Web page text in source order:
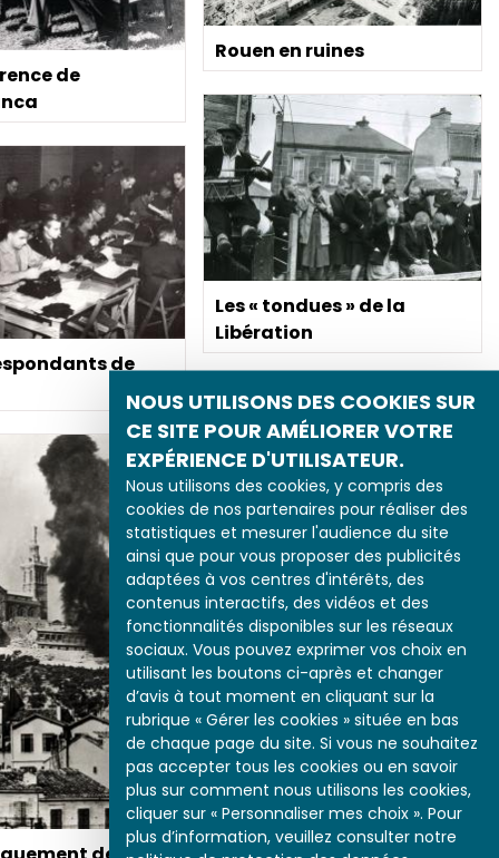
NOUS UTILISONS DES COOKIES SUR
CE SITE POUR AMÉLIORER VOTRE
EXPÉRIENCE D'UTILISATEUR.
Nous utilisons des cookies, y compris des
cookies de nos partenaires pour réaliser des
statistiques et mesurer l'audience du site
ainsi que pour vous proposer des publicités
adaptées à vos centres d'intérêts, des
contenus interactifs, des vidéos et des
fonctionnalités disponibles sur les réseaux
sociaux. Vous pouvez exprimer vos choix en
utilisant les boutons ci-après et changer
d’avis à tout moment en cliquant sur la
rubrique « Gérer les cookies » située en bas
de chaque page du site. Si vous ne souhaitez
pas accepter tous les cookies ou en savoir
plus sur comment nous utilisons les cookies,
cliquer sur « Personnaliser mes choix ». Pour
plus d’information, veuillez consulter notre
Rouen en ruines
de
Les « tondues » de la
Libération
de
Le débarquement de
Provence